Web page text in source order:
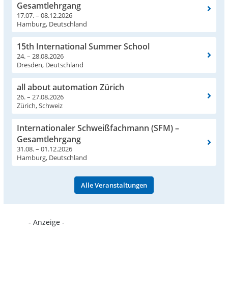
Gesamtlehrgang
17.07. – 08.12.2026
Hamburg, Deutschland
15th International Summer School
24. – 28.08.2026
Dresden, Deutschland
all about automation Zürich
26. – 27.08.2026
Zürich, Schweiz
Internationaler Schweißfachmann (SFM) –
Gesamtlehrgang
31.08. – 01.12.2026
Hamburg, Deutschland
Alle Veranstaltungen
- Anzeige -